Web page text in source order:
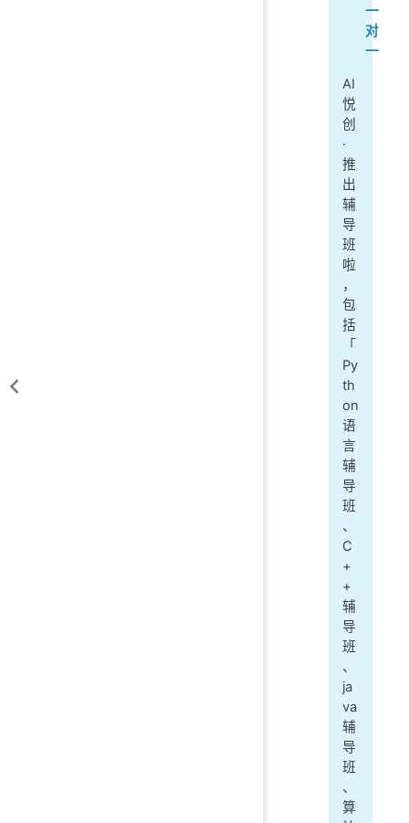
一
对
一
AI
悦
创
·
推
出
辅
导
班
啦
，
包
括
「
Py
th
on
语
言
辅
导
班
、
C
+
+
辅
导
班
、
ja
va
辅
导
班
、
算